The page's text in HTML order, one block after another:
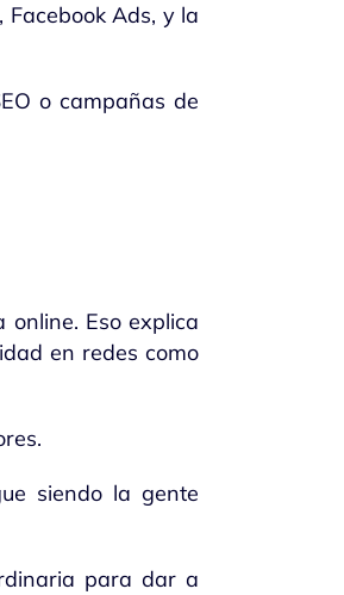
Ads, y la
o campañas de
Eso explica
en redes como
siendo la gente
para dar a